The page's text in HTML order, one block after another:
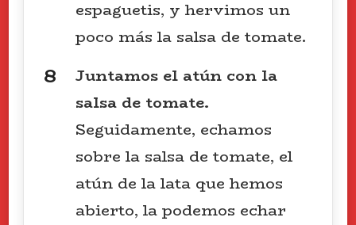
espaguetis, y hervimos un
poco más la salsa de tomate.
Juntamos el atún con la
salsa de tomate.
Seguidamente, echamos
sobre la salsa de tomate, el
atún de la lata que hemos
abierto, la podemos echar